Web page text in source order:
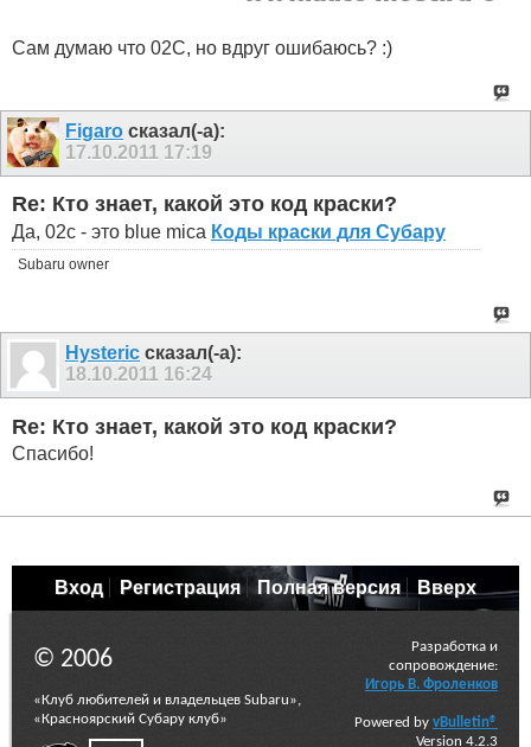
Сам думаю что 02С, но вдруг ошибаюсь? :)
Figaro сказал(-а):
17.10.2011 17:19
Re: Кто знает, какой это код краски?
Да, 02с - это blue mica Коды краски для Субару
Subaru owner
Hysteric сказал(-а):
18.10.2011 16:24
Re: Кто знает, какой это код краски?
Спасибо!
Вход Регистрация Полная версия Вверх
© 2006
«Клуб любителей и владельцев Subaru»,
«Красноярский Субару клуб»
Разработка и
сопровождение:
Игорь В. Фроленков
Powered by vBulletin®
Version 4.2.3